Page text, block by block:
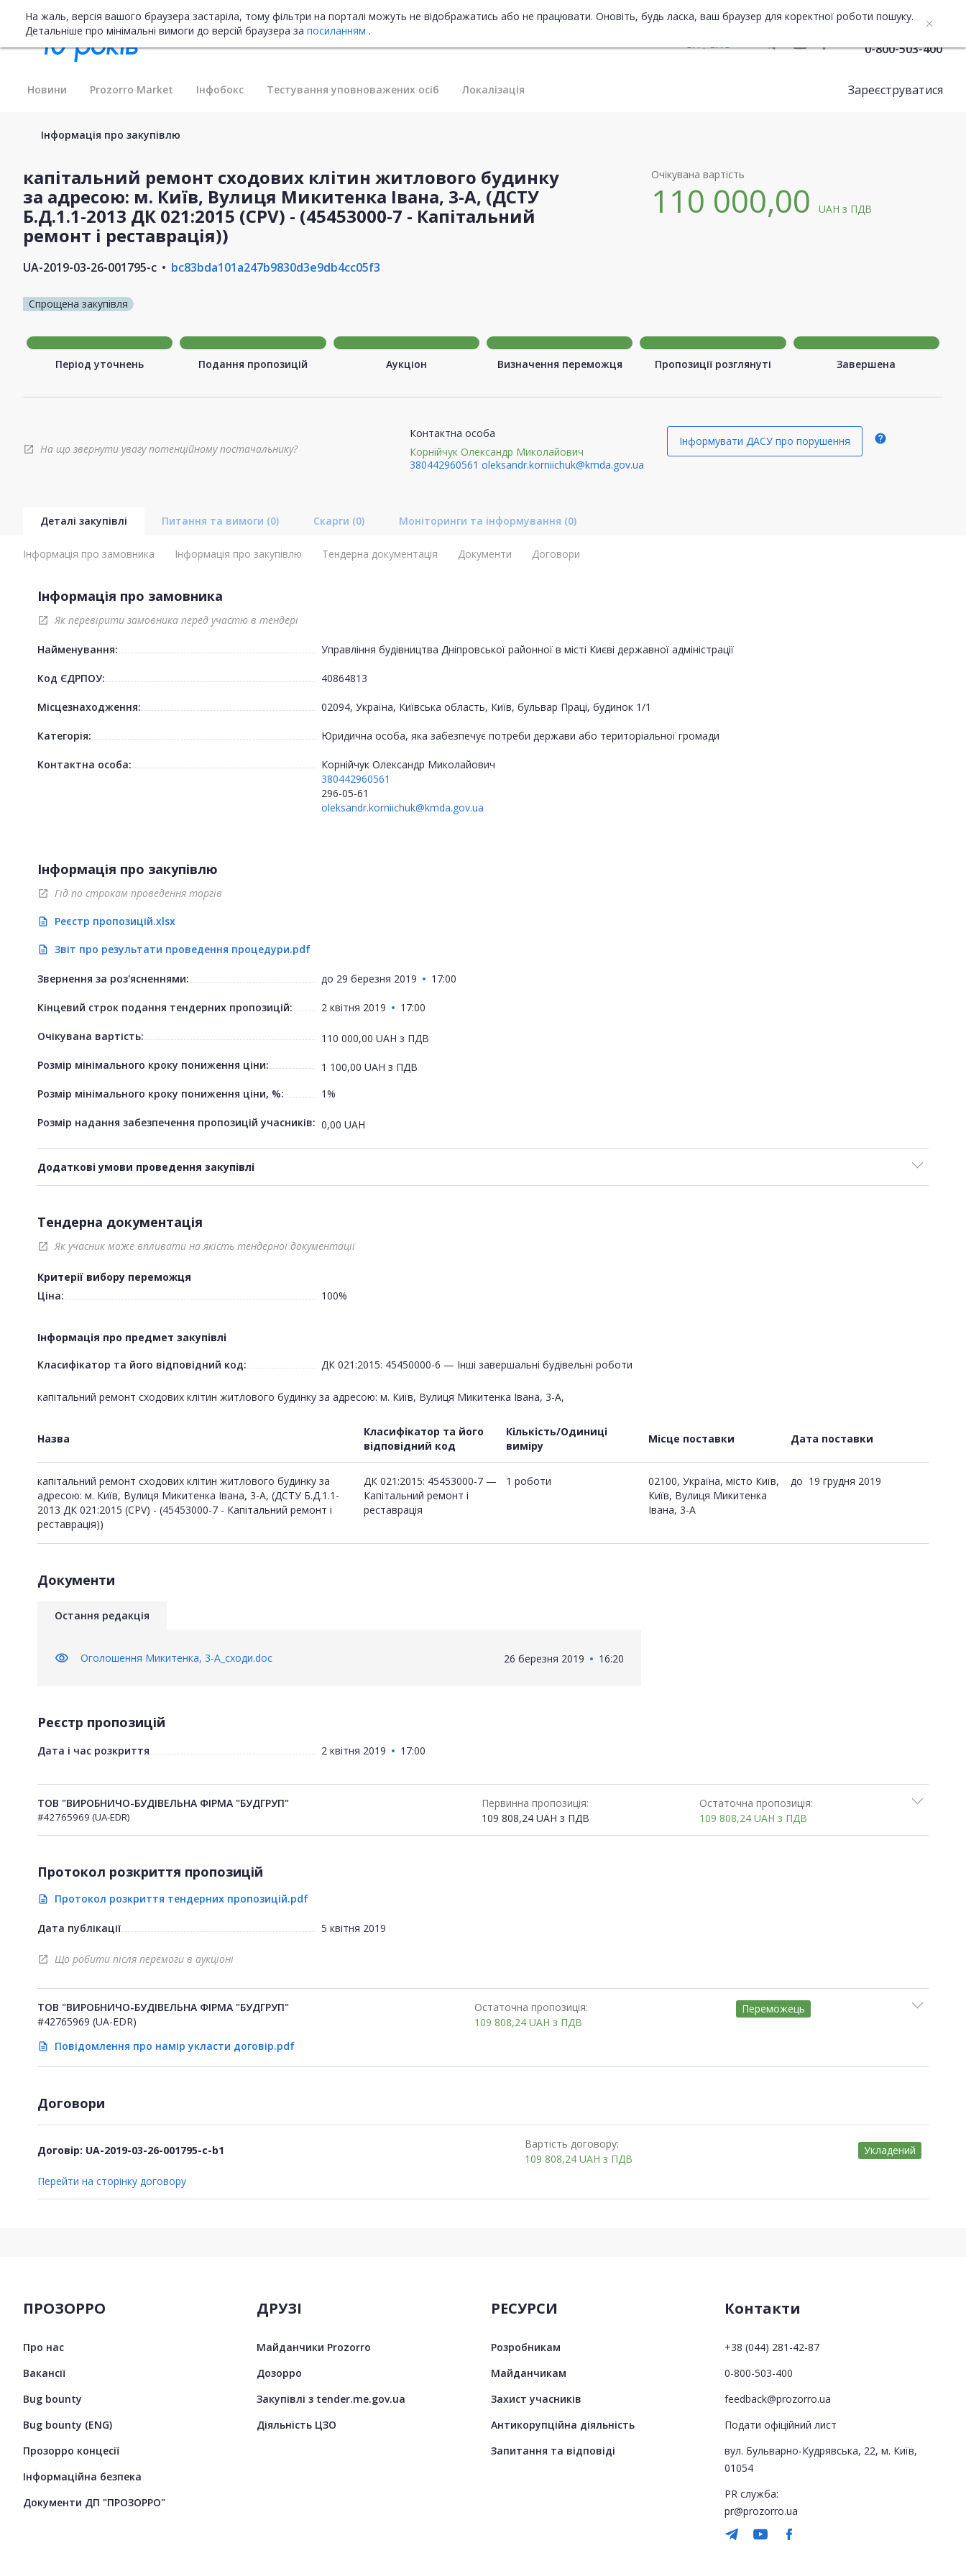
На жаль, версія вашого браузера застаріла, тому фільтри на порталі можуть не відображатись або не працювати. Оновіть, будь ласка, ваш браузер для коректної роботи пошуку.
Детальніше про мінімальні вимоги до версій браузера за посиланням .
UA
ENG 0-800-503-400
Новини Prozorro Market Інфобокс Тестування уповноважених осіб Локалізація Зареєструватися
Інформація про закупівлю
капітальний ремонт сходових клітин житлового будинку
за адресою: м. Київ, Вулиця Микитенка Івана, 3-А, (ДСТУ
Б.Д.1.1-2013 ДК 021:2015 (CPV) - (45453000-7 - Капітальний
ремонт і реставрація))
UA-2019-03-26-001795-c bc83bda101a247b9830d3e9db4cc05f3
Спрощена закупівля
Очікувана вартість
110 000,00UAHз ПДВ
Період уточнень Подання пропозицій Аукціон Визначення переможця Пропозиції розглянуті Завершена
open_in_new На що звернути увагу потенційному постачальнику?
Контактна особа
Корнійчук Олександр Миколайович
380442960561 oleksandr.korniichuk@kmda.gov.ua
Інформувати ДАСУ про порушення help
Деталі закупівлі Питання та вимоги (0) Скарги (0) Моніторинги та інформування (0)
Інформація про замовника Інформація про закупівлю Тендерна документація Документи Договори
Інформація про замовника
open_in_new Як перевірити замовника перед участю в тендері
Найменування: Управління будівництва Дніпровської районної в місті Києві державної адміністрації
Код ЄДРПОУ: 40864813
Місцезнаходження: 02094, Україна, Київська область, Київ, бульвар Праці, будинок 1/1
Категорія: Юридична особа, яка забезпечує потреби держави або територіальної громади
Контактна особа:
Корнійчук Олександр Миколайович
380442960561
296-05-61
oleksandr.korniichuk@kmda.gov.ua
Інформація про закупівлю
open_in_new Гід по строкам проведення торгів
description Реєстр пропозицій.xlsx
description Звіт про результати проведення процедури.pdf
Звернення за роз'ясненнями: до 29 березня 2019 17:00
Кінцевий строк подання тендерних пропозицій: 2 квітня 2019 17:00
Очікувана вартість: 110 000,00 UAH з ПДВ
Розмір мінімального кроку пониження ціни:
1 100,00 UAH з ПДВ
Розмір мінімального кроку пониження ціни, %:
1%
Розмір надання забезпечення пропозицій учасників: 0,00 UAH
Додаткові умови проведення закупівлі
Тендерна документація
open_in_new Як учасник може впливати на якість тендерної документації
Критерії вибору переможця
Ціна:
100%
Інформація про предмет закупівлі
Класифікатор та його відповідний код:
ДК 021:2015: 45450000-6 — Інші завершальні будівельні роботи
капітальний ремонт сходових клітин житлового будинку за адресою: м. Київ, Вулиця Микитенка Івана, 3-А,
Назва
Класифікатор та його
відповідний код
Кількість/Одиниці
виміру
Місце поставки Дата поставки
капітальний ремонт сходових клітин житлового будинку за
адресою: м. Київ, Вулиця Микитенка Івана, 3-А, (ДСТУ Б.Д.1.1-
2013 ДК 021:2015 (CPV) - (45453000-7 - Капітальний ремонт і
реставрація))
ДК 021:2015: 45453000-7 —
Капітальний ремонт і
реставрація
1 роботи
02100, Україна, місто Київ,
Київ, Вулиця Микитенка
Івана, 3-А
до 19 грудня 2019
Документи
Остання редакція
visibility Оголошення Микитенка, 3-А_сходи.doc 26 березня 2019 16:20
Реєстр пропозицій
Дата і час розкриття 2 квітня 2019 17:00
ТОВ "ВИРОБНИЧО-БУДІВЕЛЬНА ФІРМА "БУДГРУП"
#42765969 (UA-EDR)
Первинна пропозиція:
109 808,24 UAH з ПДВ
Остаточна пропозиція:
109 808,24UAHз ПДВ
Протокол розкриття пропозицій
description Протокол розкриття тендерних пропозицій.pdf
Дата публікації 5 квітня 2019
open_in_new Що робити після перемоги в аукціоні
ТОВ "ВИРОБНИЧО-БУДІВЕЛЬНА ФІРМА "БУДГРУП"
#42765969 (UA-EDR)
description Повідомлення про намір укласти договір.pdf
Остаточна пропозиція:
109 808,24 UAH з ПДВ
Переможець
Договори
Договір: UA-2019-03-26-001795-c-b1
Вартість договору:
109 808,24 UAH з ПДВ
Укладений
Перейти на сторінку договору
ПРОЗОРРО
Про нас
Вакансії
Bug bounty
Bug bounty (ENG)
Прозорро концесії
Інформаційна безпека
Документи ДП "ПРОЗОРРО"
ДРУЗІ
Майданчики Prozorro
Дозорро
Закупівлі з tender.me.gov.ua
Діяльність ЦЗО
РЕСУРСИ
Розробникам
Майданчикам
Захист учасників
Антикорупційна діяльність
Запитання та відповіді
Контакти
+38 (044) 281-42-87
0-800-503-400
feedback@prozorro.ua
Подати офіційний лист
вул. Бульварно-Кудрявська, 22, м. Київ,
01054
PR служба:
pr@prozorro.ua